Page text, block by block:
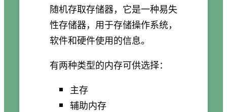
随机存取存储器，它是一种易失
性存储器，用于存储操作系统，
软件和硬件使用的信息。
有两种类型的内存可供选择：
主存
辅助内存